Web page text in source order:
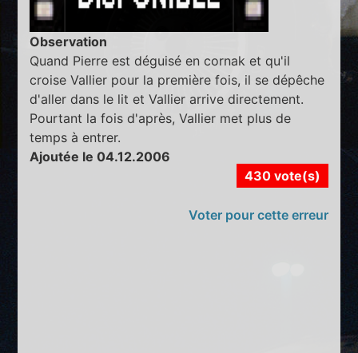
Observation
Quand Pierre est déguisé en cornak et qu'il
croise Vallier pour la première fois, il se dépêche
d'aller dans le lit et Vallier arrive directement.
Pourtant la fois d'après, Vallier met plus de
temps à entrer.
Ajoutée le 04.12.2006
430 vote(s)
Voter pour cette erreur